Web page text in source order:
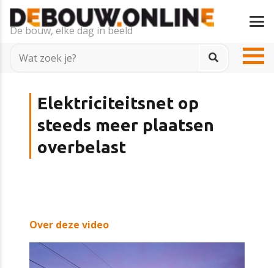
De bouw, elke dag in beeld
Elektriciteitsnet op
steeds meer plaatsen
overbelast
Over deze video